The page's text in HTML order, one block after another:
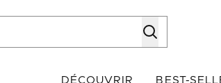
DÉCOUVRIR BEST-